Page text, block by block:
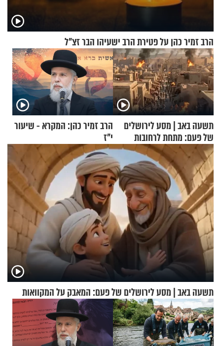
הרב זמיר כהן על פטירת הרב ישעיהו הבר זצ"ל
תשעה באב | מסע לירושלים
של פעם: מתחת לרחובות
ירושלים
הרב זמיר כהן: המקרא - שיעור
י"ז
תשעה באב | מסע לירושלים של פעם: המאבק על המקוואות